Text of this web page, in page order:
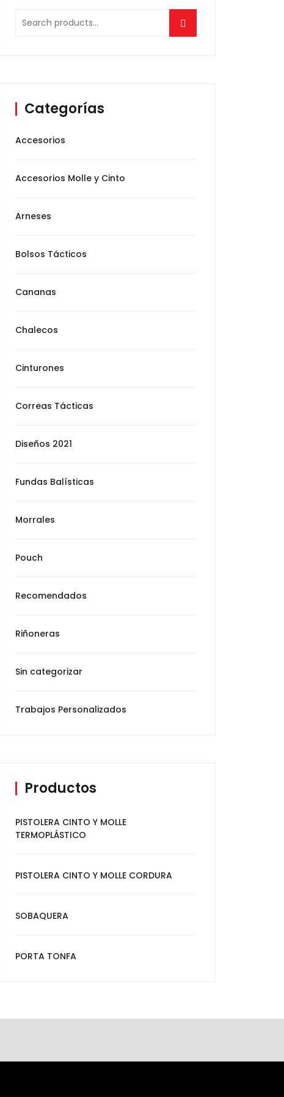
Search
for:
Categorías
Accesorios
Accesorios Molle y Cinto
Arneses
Bolsos Tácticos
Cananas
Chalecos
Cinturones
Correas Tácticas
Diseños 2021
Fundas Balísticas
Morrales
Pouch
Recomendados
Riñoneras
Sin categorizar
Trabajos Personalizados
Productos
PISTOLERA CINTO Y MOLLE
TERMOPLÁSTICO
PISTOLERA CINTO Y MOLLE CORDURA
SOBAQUERA
PORTA TONFA